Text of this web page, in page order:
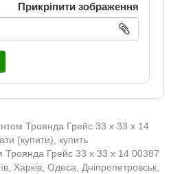
Прикріпити зображення
Троянда Грейс 33 x 33 x 14
(купити), купить
Троянда Грейс 33 x 33 x 14 00387
Харків, Одеса, Дніпропетровськ,